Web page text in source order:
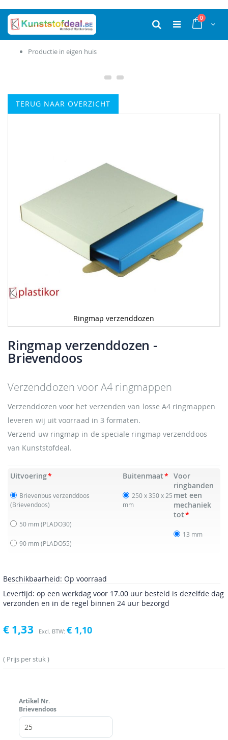
Ga
naar
inhoud
Cart
0producten
Zoek
Productie in eigen huis
TERUG NAAR OVERZICHT
Ringmap verzenddozen
naar
het
begin
afbeeldingen-
Ringmap verzenddozen -
Brievendoos
Verzenddozen voor A4 ringmappen
Verzenddozen voor het verzenden van losse A4 ringmappen
leveren wij uit voorraad in 3 formaten.
Verzend uw ringmap in de speciale ringmap verzenddoos
van Kunststofdeal.
Uitvoering
Brievenbus verzenddoos
(Brievendoos)
50 mm(PLADO30)
90 mm(PLADO55)
Buitenmaat
250 x 350 x 25
mm
Voor
ringbanden
met een
mechaniek
tot
13 mm
Beschikbaarheid: Op voorraad
Levertijd: op een werkdag voor 17.00 uur besteld is dezelfde dag
verzonden en in de regel binnen 24 uur bezorgd
€ 1,33 € 1,10
Prijs per stuk
Artikel Nr.
Brievendoos